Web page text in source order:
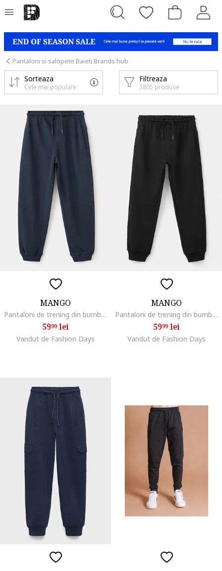
Pantaloni si salopete Baieti Brands hub
Filtreaza
3805 produse
Sorteaza
Cele mai populare
MANGO
Pantaloni de trening din bumbac cu buzunare laterale, Albastru ultramarin
5999lei
Vandut de Fashion Days
MANGO
Pantaloni de trening din bumbac cu buzunare laterale, Negru
5999lei
Vandut de Fashion Days